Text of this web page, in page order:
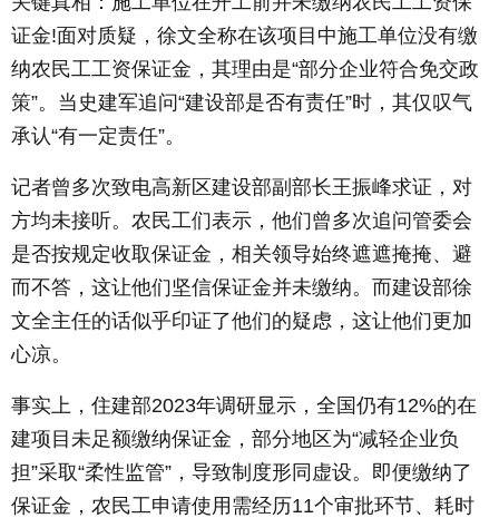
证金!面对质疑，徐文全称在该项目中施工单位没有缴
纳农民工工资保证金，其理由是“部分企业符合免交政
策”。当史建军追问“建设部是否有责任”时，其仅叹气
承认“有一定责任”。
记者曾多次致电高新区建设部副部长王振峰求证，对
方均未接听。农民工们表示，他们曾多次追问管委会
是否按规定收取保证金，相关领导始终遮遮掩掩、避
而不答，这让他们坚信保证金并未缴纳。而建设部徐
文全主任的话似乎印证了他们的疑虑，这让他们更加
心凉。
事实上，住建部2023年调研显示，全国仍有12%的在
建项目未足额缴纳保证金，部分地区为“减轻企业负
担”采取“柔性监管”，导致制度形同虚设。即便缴纳了
保证金，农民工申请使用需经历11个审批环节、耗时